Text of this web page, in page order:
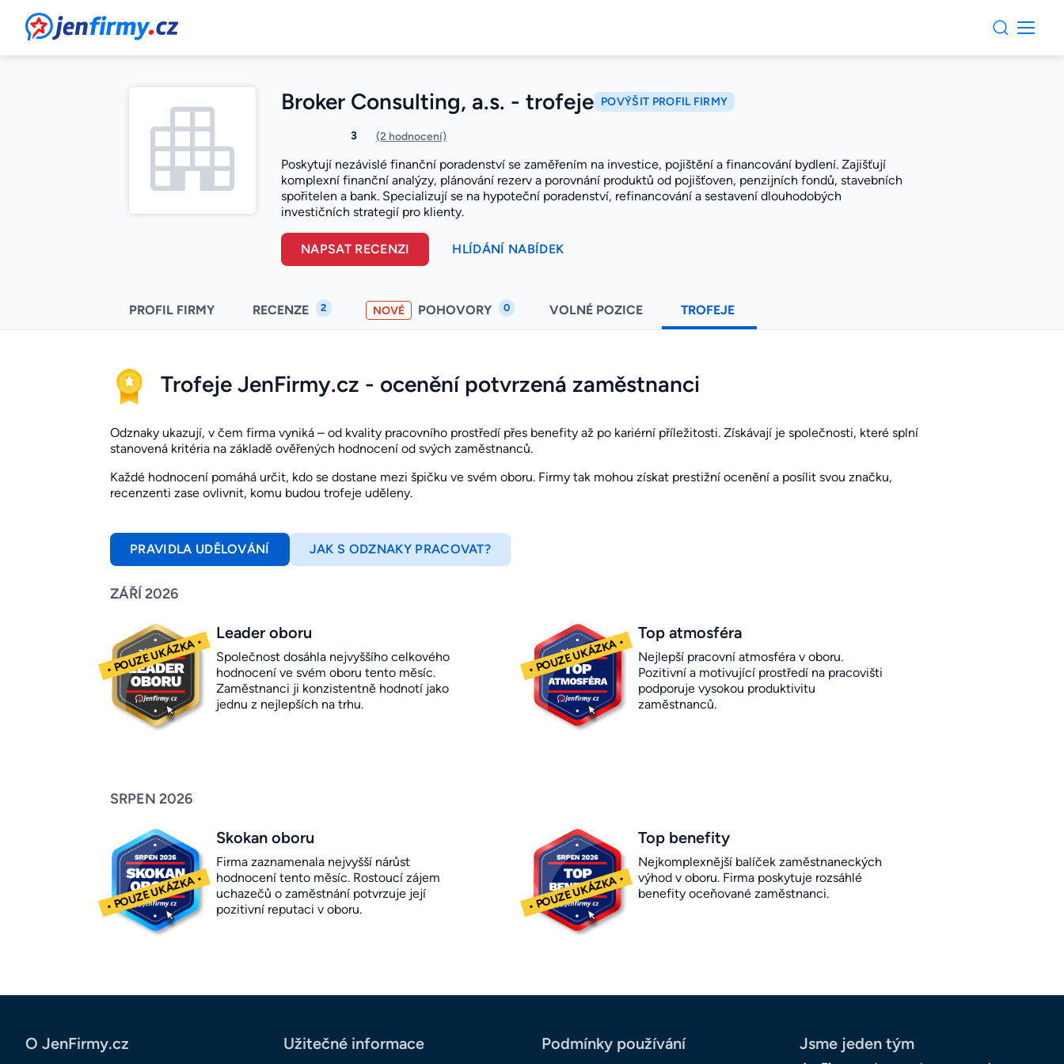
JenFirmy.cz
Broker Consulting, a.s. - trofeje POVÝŠIT PROFIL FIRMY
3 (2 hodnocení)
Poskytují nezávislé finanční poradenství se zaměřením na investice, pojištění a financování bydlení. Zajišťují
komplexní finanční analýzy, plánování rezerv a porovnání produktů od pojišťoven, penzijních fondů, stavebních
spořitelen a bank. Specializují se na hypoteční poradenství, refinancování a sestavení dlouhodobých
investičních strategií pro klienty.
NAPSAT RECENZI HLÍDÁNÍ NABÍDEK
PROFIL FIRMY RECENZE 2 NOVÉ POHOVORY 0 VOLNÉ POZICE TROFEJE
Trofeje JenFirmy.cz - ocenění potvrzená zaměstnanci
Odznaky ukazují, v čem firma vyniká – od kvality pracovního prostředí přes benefity až po kariérní příležitosti. Získávají je společnosti, které splní
stanovená kritéria na základě ověřených hodnocení od svých zaměstnanců.
Každé hodnocení pomáhá určit, kdo se dostane mezi špičku ve svém oboru. Firmy tak mohou získat prestižní ocenění a posílit svou značku,
recenzenti zase ovlivnit, komu budou trofeje uděleny.
PRAVIDLA UDĚLOVÁNÍ JAK S ODZNAKY PRACOVAT?
ZÁŘÍ 2026
Leader oboru
Společnost dosáhla nejvyššího celkového
hodnocení ve svém oboru tento měsíc.
Zaměstnanci ji konzistentně hodnotí jako
jednu z nejlepších na trhu.
Top atmosféra
Nejlepší pracovní atmosféra v oboru.
Pozitivní a motivující prostředí na pracovišti
podporuje vysokou produktivitu
zaměstnanců.
SRPEN 2026
Skokan oboru
Firma zaznamenala nejvyšší nárůst
hodnocení tento měsíc. Rostoucí zájem
uchazečů o zaměstnání potvrzuje její
pozitivní reputaci v oboru.
Top benefity
Nejkomplexnější balíček zaměstnaneckých
výhod v oboru. Firma poskytuje rozsáhlé
benefity oceňované zaměstnanci.
O JenFirmy.cz Užitečné informace Podmínky používání Jsme jeden tým